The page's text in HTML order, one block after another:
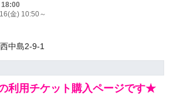
18:00
金) 10:50～
中島2-9-1
利用チケット購入ページです★